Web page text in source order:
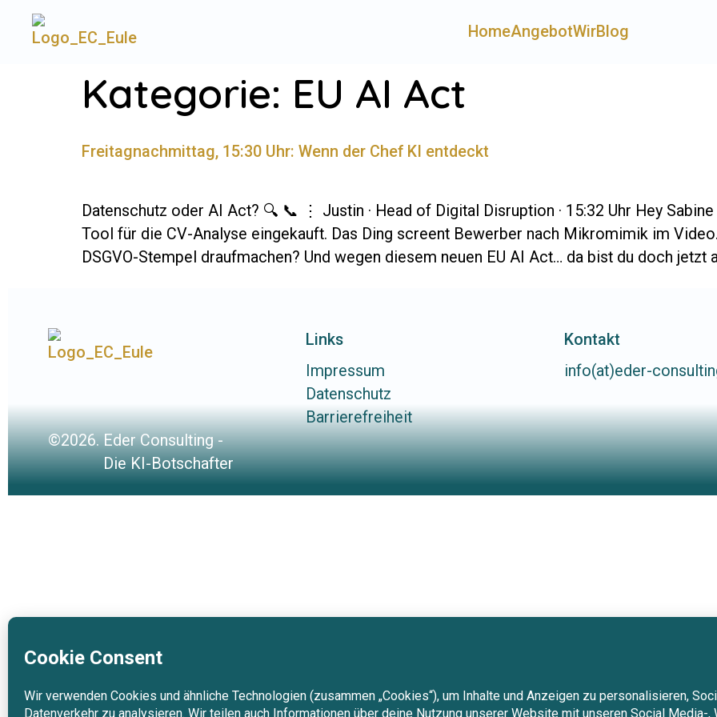
HomeAngebotWirBlog
Kategorie: EU AI Act
Freitagnachmittag, 15:30 Uhr: Wenn der Chef KI entdeckt
Da­ten­schutz oder AI Act? 🔍 📞 ⋮ Justin · Head of Di­gital Dis­rup­tion · 15:32 Uhr Hey
Tool für die CV-Ana­­lyse ein­ge­kauft. Das Ding screent Be­werber nach Mi­kro­mimik im
DSGVO-Stempel drauf­ma­chen? Und wegen diesem neuen EU AI Act… da bist du doch jetzt
Links
Impressum
Datenschutz
Barrierefreiheit
Kontakt
info(at)eder-
©2026.Eder Consulting -
Die KI-Botschafter